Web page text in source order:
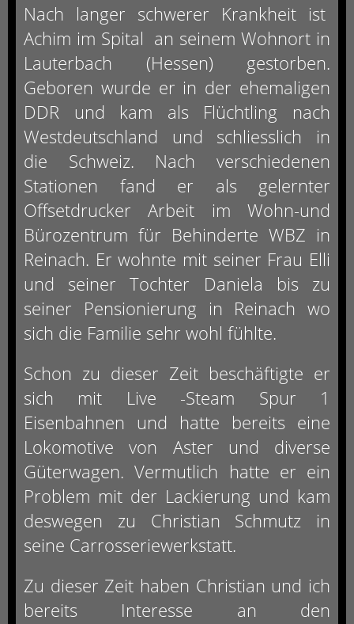
Nach langer schwerer Krankheit ist
Achim im Spital an seinem Wohnort in
Lauterbach (Hessen) gestorben.
Geboren wurde er in der ehemaligen
DDR und kam als Flüchtling nach
Westdeutschland und schliesslich in
die Schweiz. Nach verschiedenen
Stationen fand er als gelernter
Offsetdrucker Arbeit im Wohn-und
Bürozentrum für Behinderte WBZ in
Reinach. Er wohnte mit seiner Frau Elli
und seiner Tochter Daniela bis zu
seiner Pensionierung in Reinach wo
sich die Familie sehr wohl fühlte.
Schon zu dieser Zeit beschäftigte er
sich mit Live -Steam Spur 1
Eisenbahnen und hatte bereits eine
Lokomotive von Aster und diverse
Güterwagen. Vermutlich hatte er ein
Problem mit der Lackierung und kam
deswegen zu Christian Schmutz in
seine Carrosseriewerkstatt.
Zu dieser Zeit haben Christian und ich
bereits Interesse an den